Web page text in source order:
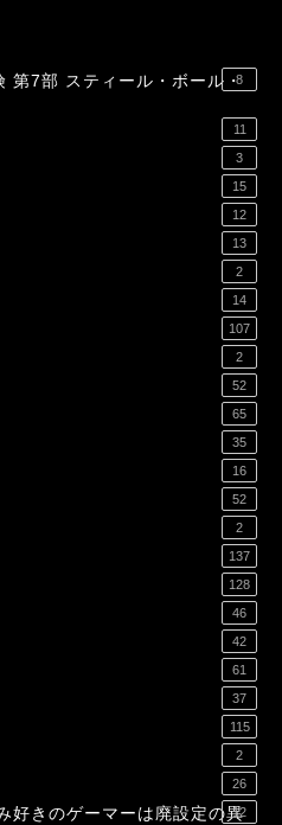
第7部 スティール・ボール・
8
11
3
15
12
13
2
14
107
2
52
65
35
16
52
2
137
128
46
42
61
37
115
2
26
好きのゲーマーは廃設定の異
12